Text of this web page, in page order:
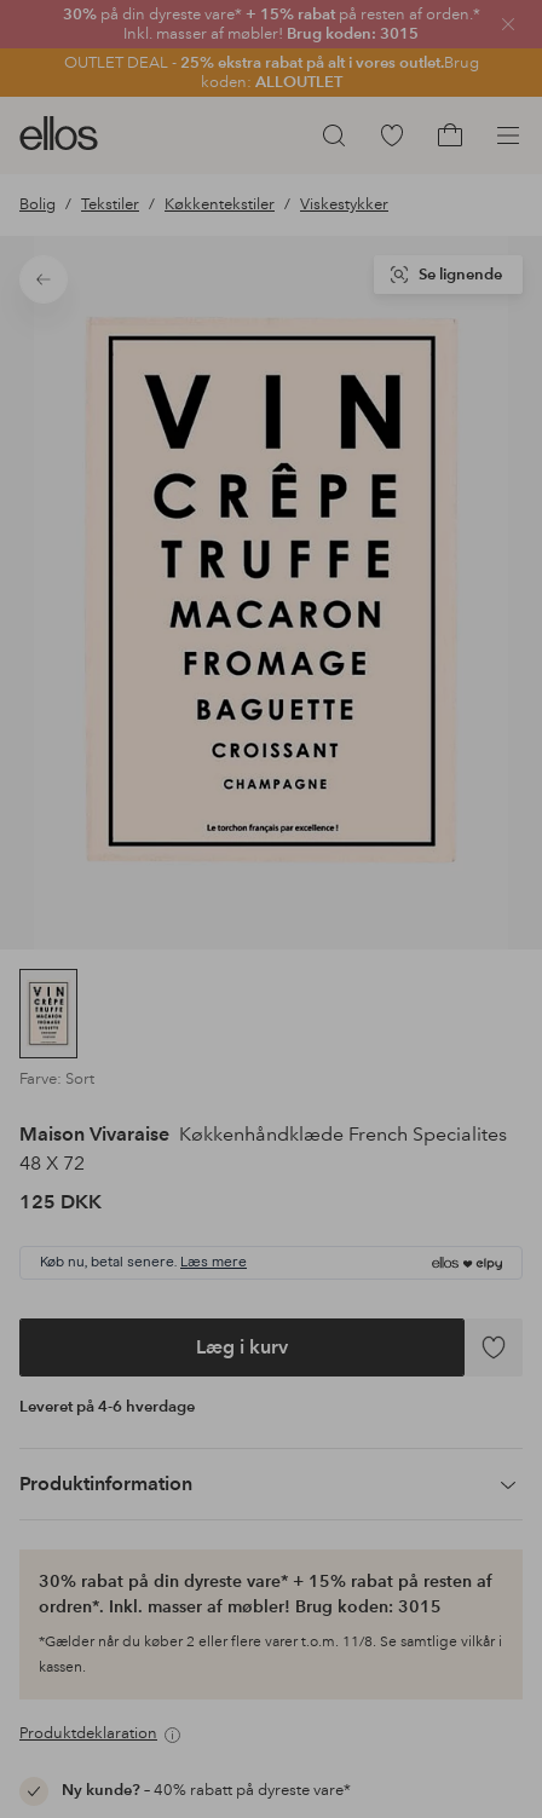
30% på din dyreste vare* + 15% rabatpå resten af orden.*
Inkl. masser af møbler! Brug koden: 3015
OUTLET DEAL - 25% ekstra rabat på alt i vores outlet.Brug
koden: ALLOUTLET
Luk
Søg
Ellos
logo
gå
forsiden
Gå
Bolig Tekstiler Køkkentekstiler Viskestykker
Tilbage
Se lignende
Farve: Sort
Maison Vivaraise Køkkenhåndklæde French Specialites
48 X 72
125 DKK
Køb nu, betal senere. Læs mere
Læg i kurv
Tilføj
Leveret på 4-6 hverdage
Produktinformation
30% rabat på din dyreste vare* + 15% rabat på resten af
ordren*. Inkl. masser af møbler! Brug koden: 3015
*Gælder når du køber 2 eller flere varer t.o.m. 11/8. Se samtlige vilkår i
kassen.
Produktdeklaration
Ny kunde?– 40% rabatt på dyreste vare*